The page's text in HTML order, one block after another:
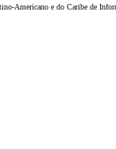
Americano e do Caribe de